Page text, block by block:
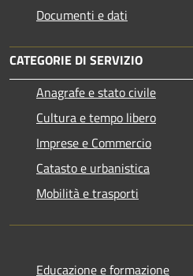
Documenti e dati
CATEGORIE DI SERVIZIO
Anagrafe e stato civile
Cultura e tempo libero
Imprese e Commercio
Catasto e urbanistica
Mobilità e trasporti
Educazione e formazione